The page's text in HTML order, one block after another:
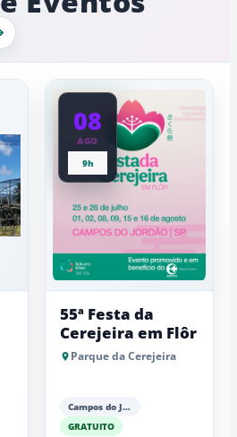
a
08
AGO
9h
55ª Festa da
Cerejeira em Flôr
Parque da Cerejeira
Campos do Jordão
GRATUITO